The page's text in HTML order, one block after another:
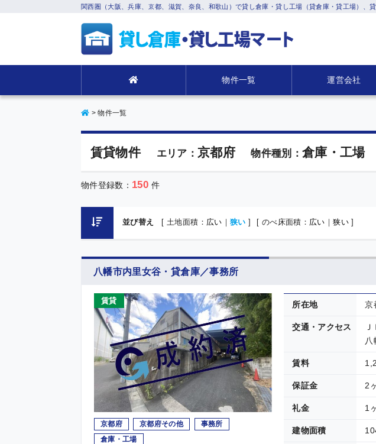
関西圏（大阪、兵庫、京都、滋賀、奈良、和歌山）で貸し倉庫・貸し工場（貸倉庫・貸工場）
物件一覧 運営会社
>物件一覧
賃貸物件 エリア： 京都府 物件種別：倉庫・工場
物件登録数： 150 件
並び替え [ 土地面積： 広い ｜ 狭い ] [ のべ床面積： 広い ｜狭い]
八幡市内里女谷・貸倉庫／事務所
賃貸
京都府 京都府その他
事務所
倉庫・工場
所在地 京
交通・アクセス
八
賃料
保証金 2
礼金 1
建物面積